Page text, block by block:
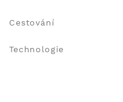
Cestování
Technologie